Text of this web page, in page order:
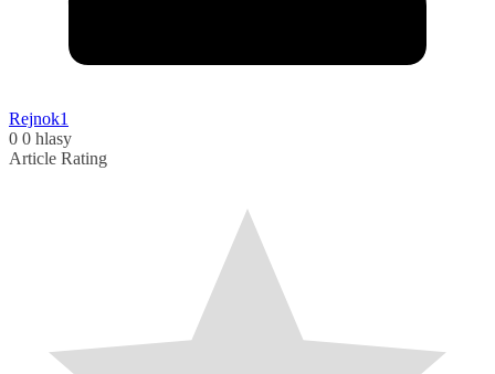
Rejnok1
0 0 hlasy
Article Rating